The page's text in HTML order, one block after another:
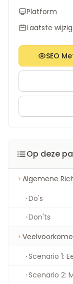
Platform
Laatste
SEO
Op deze
Algemene
Do's
Don'ts
Scenario 1:
Scenario 2: